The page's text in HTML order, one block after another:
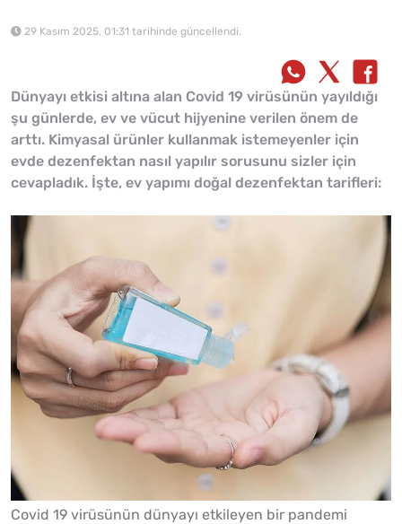
29 Kasım 2025, 01:31 tarihinde güncellendi.
Dünyayı etkisi altına alan Covid 19 virüsünün yayıldığı
şu günlerde, ev ve vücut hijyenine verilen önem de
arttı. Kimyasal ürünler kullanmak istemeyenler için
evde dezenfektan nasıl yapılır sorusunu sizler için
cevapladık. İşte, ev yapımı doğal dezenfektan tarifleri:
Covid 19 virüsünün dünyayı etkileyen bir pandemi